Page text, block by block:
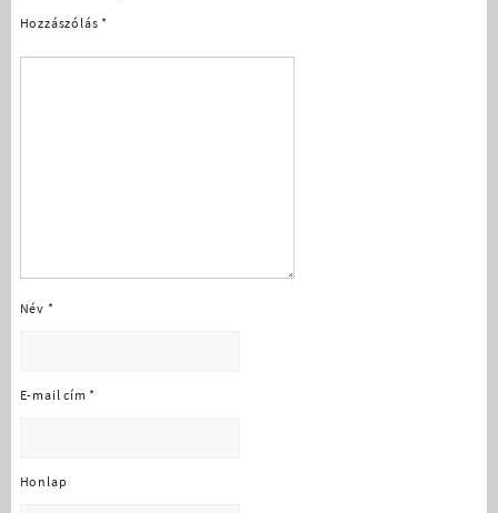
Hozzászólás*
Név *
E-mail cím*
Honlap